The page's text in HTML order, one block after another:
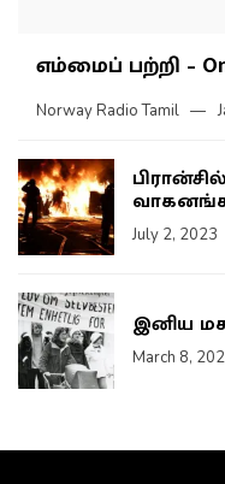
எம்மைப் பற்றி –
Norway Radio Tamil
July 2, 2023
இனிய
March 8,